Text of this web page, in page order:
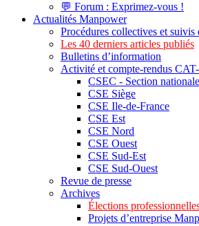
💬 Forum : Exprimez-vous !
Actualités Manpower
Procédures collectives et
Les 40 derniers articles publiés
Bulletins d’information
Activité et compte-rendus
CSEC - Section
CSE Siège
CSE Ile-de-France
CSE Est
CSE Nord
CSE Ouest
CSE Sud-Est
CSE Sud-Ouest
Revue de presse
Archives
Élections
Projets d’entreprise